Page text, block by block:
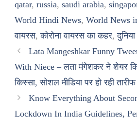
qatar, russia, saudi arabia,
World Hindi News, World News
वायरस,कोरोना वायरस का कहर,
Lata Mangeshkar Funny
With Niece – लता मंगेशकर ने शेयर
किस्सा, सोशल मीडिया पर हो रही तारीफ
Know Everything About
Lockdown In India Guidelines,